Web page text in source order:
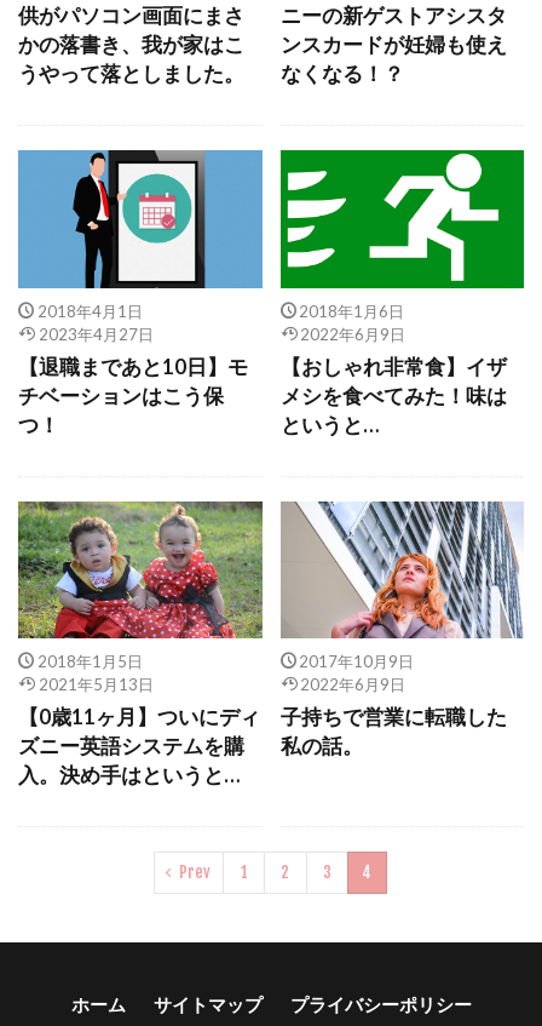
供がパソコン画面にまさ
かの落書き、我が家はこ
うやって落としました。
ニーの新ゲストアシスタ
ンスカードが妊婦も使え
なくなる！？
2018年4月1日
2023年4月27日
【退職まであと10日】モ
チベーションはこう保
つ！
2018年1月6日
2022年6月9日
【おしゃれ非常食】イザ
メシを食べてみた！味は
というと…
2018年1月5日
2021年5月13日
【0歳11ヶ月】ついにディ
ズニー英語システムを購
入。決め手はというと…
2017年10月9日
2022年6月9日
子持ちで営業に転職した
私の話。
Prev 1 2 3 4
ホーム サイトマップ プライバシーポリシー